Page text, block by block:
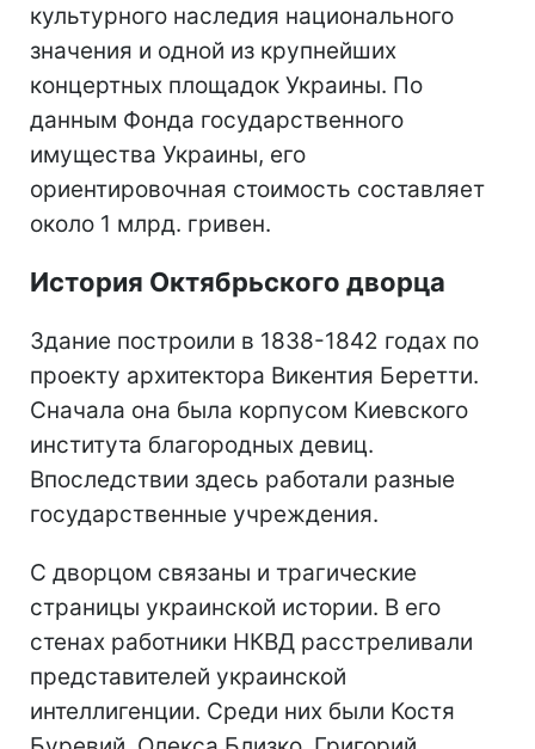
культурного наследия национального
значения и одной из крупнейших
концертных площадок Украины. По
данным Фонда государственного
имущества Украины, его
ориентировочная стоимость составляет
около 1 млрд. гривен.
История Октябрьского дворца
Здание построили в 1838-1842 годах по
проекту архитектора Викентия Беретти.
Сначала она была корпусом Киевского
института благородных девиц.
Впоследствии здесь работали разные
государственные учреждения.
С дворцом связаны и трагические
страницы украинской истории. В его
стенах работники НКВД расстреливали
представителей украинской
интеллигенции. Среди них были Костя